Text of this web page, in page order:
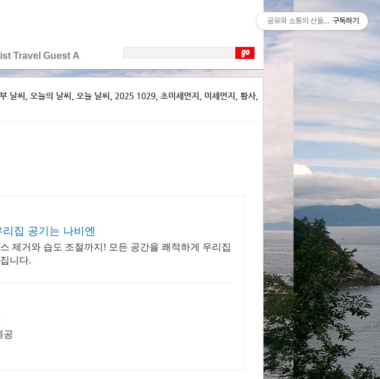
Travel Guest A
날씨, 오늘의 날씨, 오늘 날씨, 2025 1029, 초미세먼지, 미세먼지, 황사,
집 공기는 나비엔
제거와 습도 조절까지! 모든 공간을 쾌적하게 우리집
니다.
공
공유와 소통의 산들바람구독하기